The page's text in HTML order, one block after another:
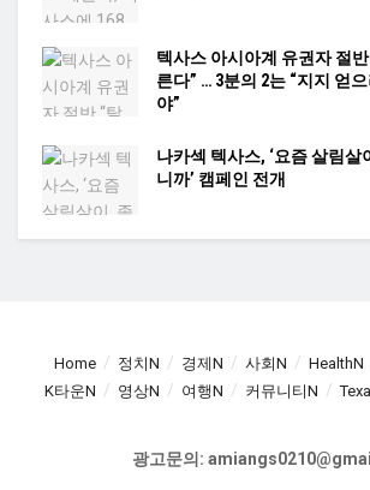
텍사스 아시아계 유권자 절
른다” … 3분의 2는 “지지 얻
야”
나카섹 텍사스, ‘요즘 살림살
니까’ 캠페인 전개
Home 정치N 경제N 사회N HealthN
K타운N
영상N 여행N 커뮤니티N
광고문의: